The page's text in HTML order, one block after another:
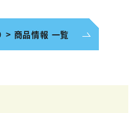
> 商品情報 一覧